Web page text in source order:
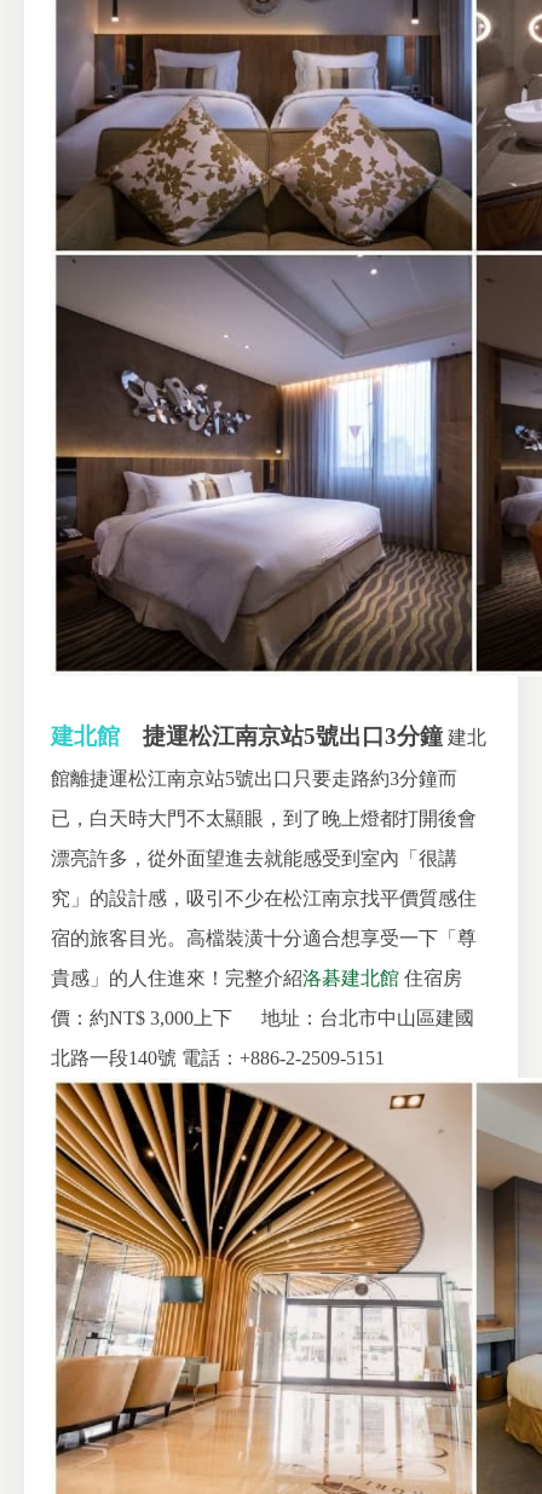
建北館 捷運松江南京站5號出口3分鐘 建北
館離捷運松江南京站5號出口只要走路約3分鐘而
已，白天時大門不太顯眼，到了晚上燈都打開後會
漂亮許多，從外面望進去就能感受到室內「很講
究」的設計感，吸引不少在松江南京找平價質感住
宿的旅客目光。高檔裝潢十分適合想享受一下「尊
貴感」的人住進來！完整介紹洛碁建北館 住宿房
價：約NT$ 3,000上下
地址：台北市中山區建國
北路一段140號 電話：+886-2-2509-5151